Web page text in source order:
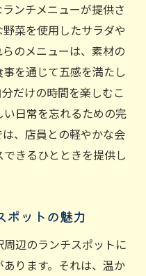
料理法
着く静かなカフェラ
ヒーとスイーツ
いたカフェ
るカフェの条件
新しいお気に入り
ェランチ
ランチタイム
チタイムの過ごし方
ポット
ンチメニューが提供さ
菜を使用したサラダや
のメニューは、素材の
を通じて五感を満たし
だけの時間を楽しむこ
日常を忘れるための完
、店員との軽やかな会
きるひとときを提供し
ポットの魅力
辺のランチスポットに
ります。それは、温か